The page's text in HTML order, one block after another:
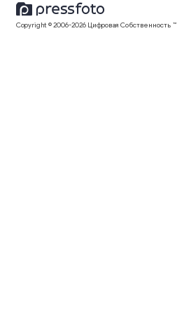
Copyright © 2006-2026 Цифровая Собственность ™